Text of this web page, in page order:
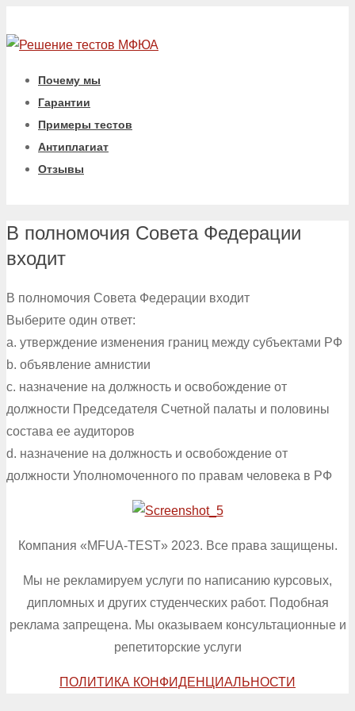
Почему мы
Гарантии
Примеры тестов
Антиплагиат
Отзывы
В полномочия Совета Федерации
входит
В полномочия Совета Федерации входит
Выберите один ответ:
a. утверждение изменения границ между субъектами РФ
b. объявление амнистии
c. назначение на должность и освобождение от
должности Председателя Счетной палаты и половины
состава ее аудиторов
d. назначение на должность и освобождение от
должности Уполномоченного по правам человека в РФ
Компания «MFUA-TEST» 2023. Все права защищены.
Мы не рекламируем услуги по написанию курсовых,
дипломных и других студенческих работ. Подобная
реклама запрещена. Мы оказываем консультационные и
репетиторские услуги
ПОЛИТИКА КОНФИДЕНЦИАЛЬНОСТИ